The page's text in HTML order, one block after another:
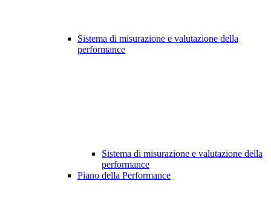
Sistema di misurazione e valutazione della
performance
Sistema di misurazione e valutazione della
performance
Piano della Performance